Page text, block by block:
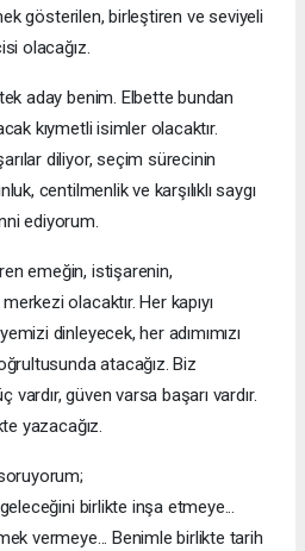
gösterilen, birleştiren ve seviyeli
olacağız.
tek aday benim. Elbette bundan
kıymetli isimler olacaktır.
diliyor, seçim sürecinin
centilmenlik ve karşılıklı saygı
ediyorum.
emeğin, istişarenin,
olacaktır. Her kapıyı
dinleyecek, her adımımızı
atacağız. Biz
vardır, güven varsa başarı vardır.
yazacağız.
birlikte inşa etmeye...
vermeye... Benimle birlikte tarih